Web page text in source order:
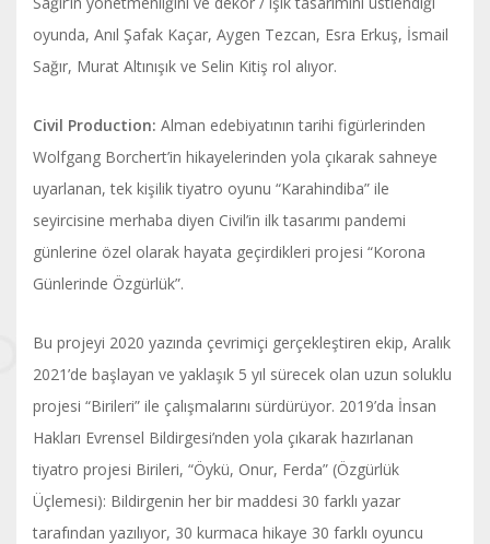
oyunda, Anıl Şafak Kaçar, Aygen Tezcan, Esra Erkuş, İsmail
Sağır, Murat Altınışık ve Selin Kitiş rol alıyor.
Civil Production: Alman edebiyatının tarihi figürlerinden
Wolfgang Borchert’in hikayelerinden yola çıkarak sahneye
uyarlanan, tek kişilik tiyatro oyunu “Karahindiba” ile
seyircisine merhaba diyen Civil’in ilk tasarımı pandemi
günlerine özel olarak hayata geçirdikleri projesi “Korona
Günlerinde Özgürlük”.
Bu projeyi 2020 yazında çevrimiçi gerçekleştiren ekip, Aralık
2021’de başlayan ve yaklaşık 5 yıl sürecek olan uzun soluklu
projesi “Birileri” ile çalışmalarını sürdürüyor. 2019’da İnsan
Hakları Evrensel Bildirgesi’nden yola çıkarak hazırlanan
tiyatro projesi Birileri, “Öykü, Onur, Ferda” (Özgürlük
Üçlemesi): Bildirgenin her bir maddesi 30 farklı yazar
tarafından yazılıyor, 30 kurmaca hikaye 30 farklı oyuncu